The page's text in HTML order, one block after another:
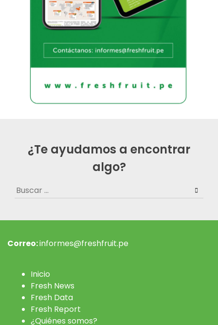
¿Te ayudamos a encontrar
algo?
Buscar:
Correo:informes@freshfruit.pe
Inicio
Fresh News
Fresh Data
Fresh Report
¿Quiénes somos?